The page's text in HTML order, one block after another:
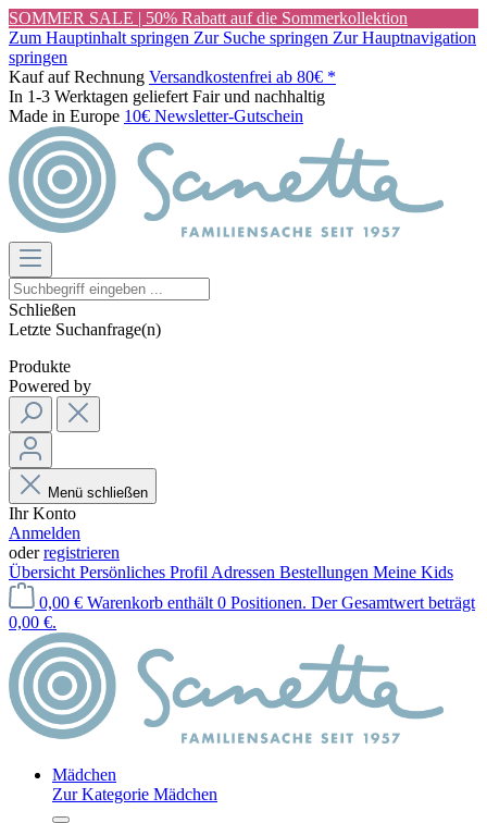
SOMMER SALE | 50% Rabatt auf die Sommerkollektion
Zum Hauptinhalt springen Zur Suche springen Zur Hauptnavigation
springen
Kauf auf Rechnung Versandkostenfrei ab 80€ *
In 1-3 Werktagen geliefert Fair und nachhaltig
Made in Europe 10€ Newsletter-Gutschein
Schließen
Letzte Suchanfrage(n)
Produkte
Powered by
Menü schließen
Ihr Konto
Anmelden
oderregistrieren
Übersicht Persönliches Profil Adressen Bestellungen Meine Kids
0,00 € Warenkorb enthält 0 Positionen. Der Gesamtwert beträgt
0,00 €.
Mädchen
Zur Kategorie Mädchen